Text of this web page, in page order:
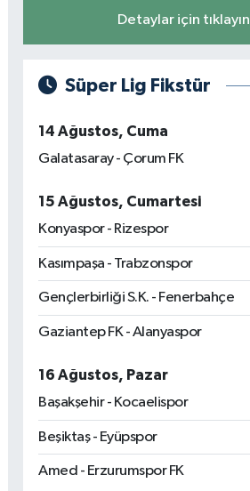
Detaylar için tıklayın
Süper Lig Fikstür
14 Ağustos, Cuma
Galatasaray - Çorum FK
15 Ağustos, Cumartesi
Konyaspor - Rizespor
Kasımpaşa - Trabzonspor
Gençlerbirliği S.K. - Fenerbahçe
Gaziantep FK - Alanyaspor
16 Ağustos, Pazar
Başakşehir - Kocaelispor
Beşiktaş - Eyüpspor
Amed - Erzurumspor FK